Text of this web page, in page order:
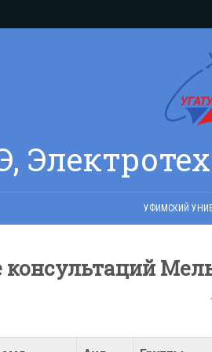
УФИМСКИЙ
консультаций